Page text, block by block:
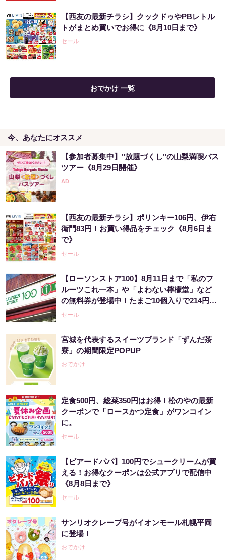
宝くじ当選したいなら、まずは金運を上げて
から買ってみて
PR（合同会社デジタルファーム ）
【西友の最新チラシ】クックドゥやPBレトル
トがまとめ買いでお得に《8月10日まで》
セール
おでかけ 一覧
今、あなたにオススメ
【参加者募集中】"放題づくし"の山梨満喫バス
ツアー《8月29日開催》
【西友の最新チラシ】ポリンキー106円、伊右
衛門83円！お買い得品をチェック《8月6日ま
で》
セール
【ローソンストア100】8月11日まで「私のフ
ルーツこれ一本」や「よわない檸檬堂」など
の無料券が登場中！たまご10個入りで214円な
どのお得企画も見逃せない。
セール
宮城を代表するスイーツブランド「ずんだ茶
寮」の期間限定POPUP
おでかけ
定食500円、総菜350円はお得！松のやの最新
クーポンで「ロースかつ定食」がワンコイン
に。
セール
【ビアードパパ】100円でシュークリームが買
える！お得なクーポンは公式アプリで配信中
《8月8日まで》
セール
サンリオクレープ号がイオンモール札幌平岡
に登場！
おでかけ